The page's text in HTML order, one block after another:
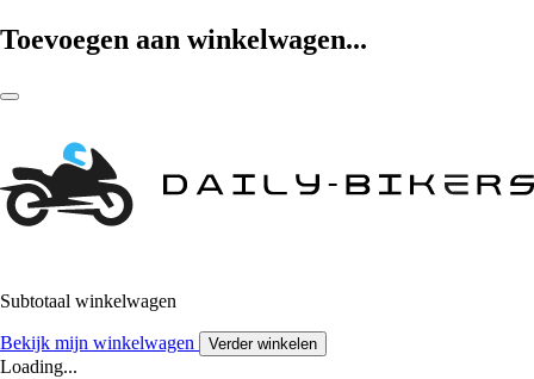
Toevoegen aan winkelwagen...
Subtotaal winkelwagen
Bekijk mijn winkelwagen Verder winkelen
Loading...